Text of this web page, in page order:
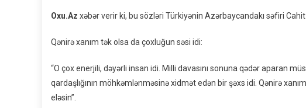
Oxu.Az xəbər verir ki, bu sözləri Türkiyənin Azərbaycandakı səfiri Cahit
Qənirə xanım tək olsa da çoxluğun səsi idi:
“O çox enerjili, dəyərli insan idi. Milli davasını sonuna qədər aparan
qardaşlığının möhkəmlənməsinə xidmət edən bir şəxs idi. Qənirə
eləsin”.